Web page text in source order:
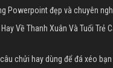
Powerpoint đẹp và chuyên
Về Thanh Xuân Và Tuổi Trẻ
chửi hay dùng để đá xéo